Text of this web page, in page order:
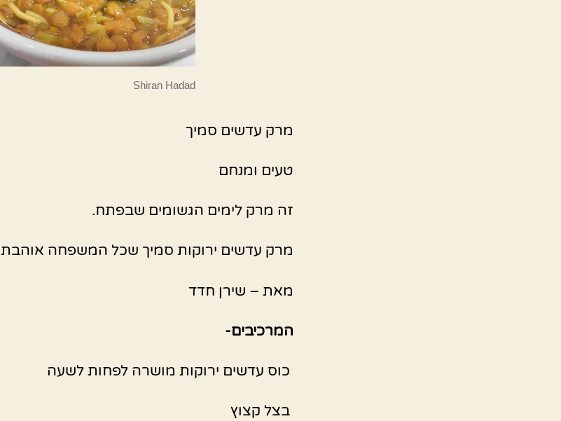
Shiran Hadad
מרק עדשים סמיך
טעים ומנחם
זה מרק לימים הגשומים שבפתח.
מרק עדשים ירוקות סמיך שכל המשפחה אוהבת
מאת – שירן חדד
המרכיבים-
כוס עדשים ירוקות מושרה לפחות לשעה
בצל קצוץ